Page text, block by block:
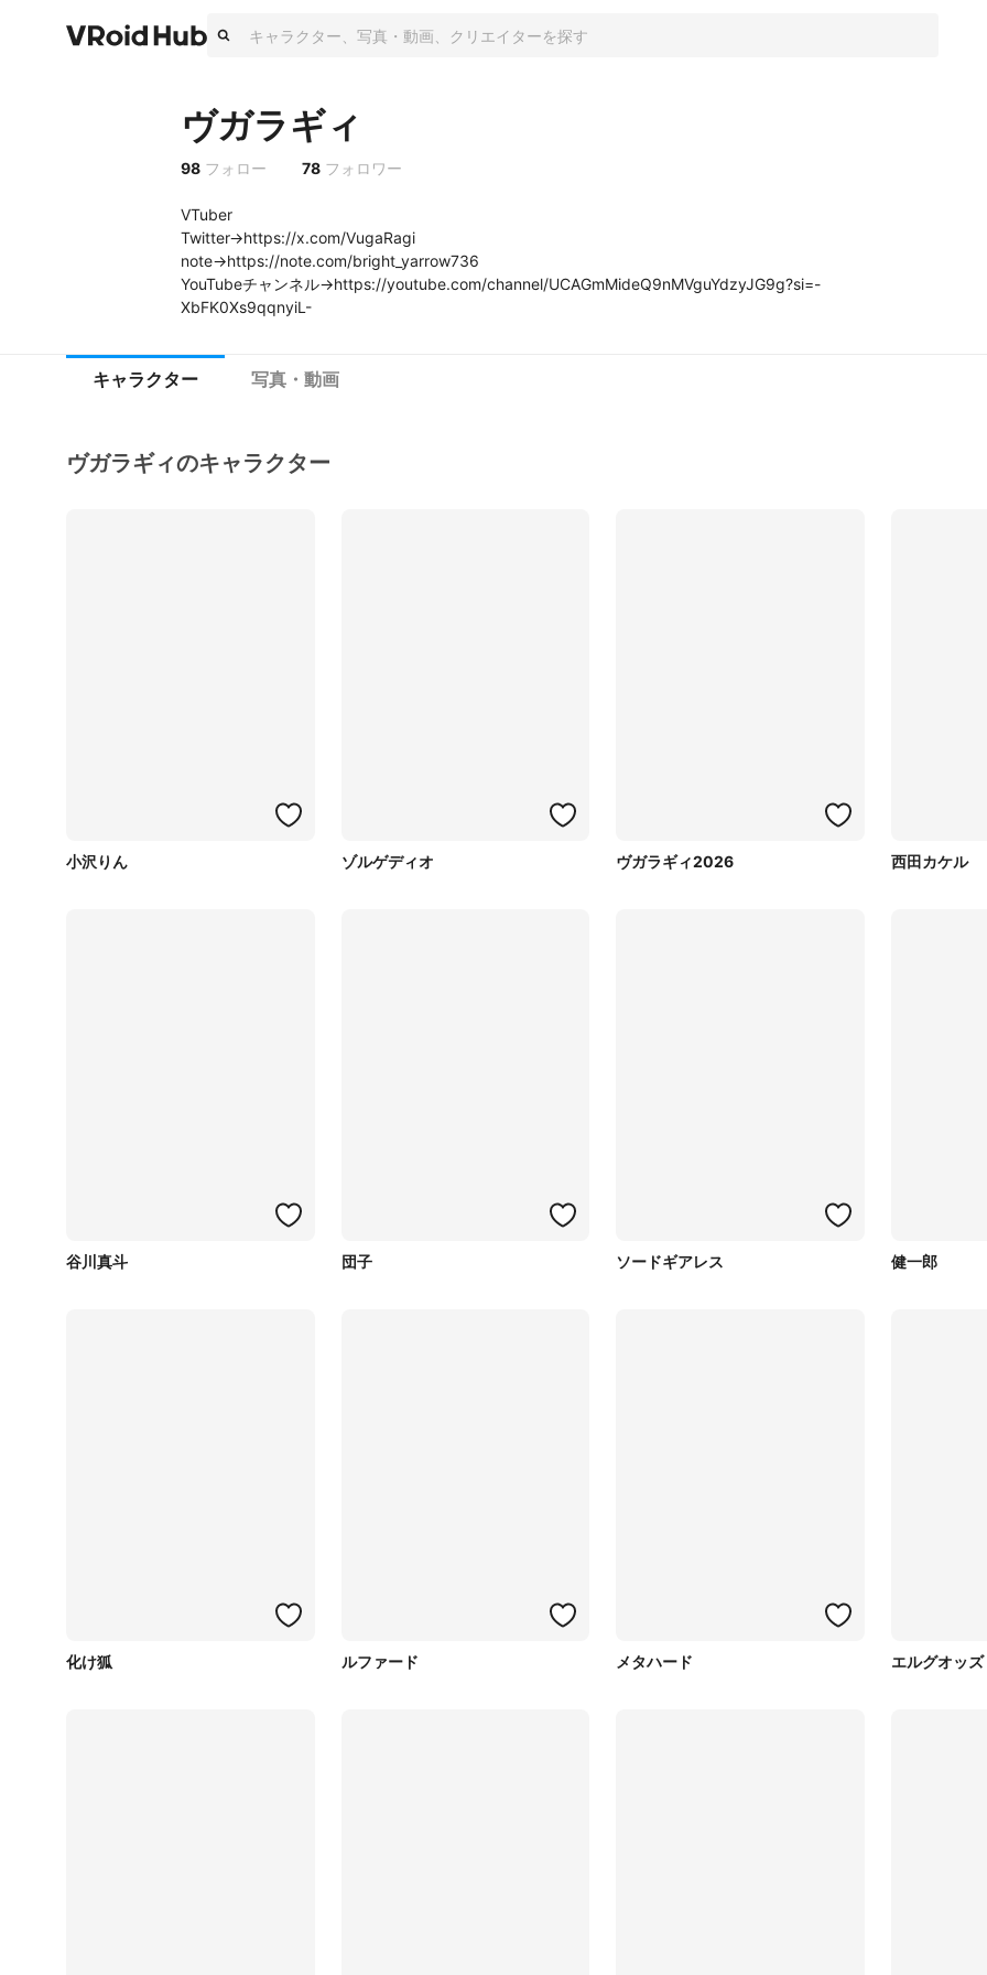
ヴガラギィ
98 フォロー 78 フォロワー
VTuber
Twitter→https://x.com/VugaRagi
note→https://note.com/bright_yarrow736
YouTubeチャンネル→https://youtube.com/channel/UCAGmMideQ9nMVguYdzyJG9g?si=-
XbFK0Xs9qqnyiL-
キャラクター 写真・動画
ヴガラギィのキャラクター
小沢りん ゾルゲディオ ヴガラギィ2026 西田カケル
谷川真斗 団子 ソードギアレス 健一郎
化け狐 ルファード メタハード エルグオッズ